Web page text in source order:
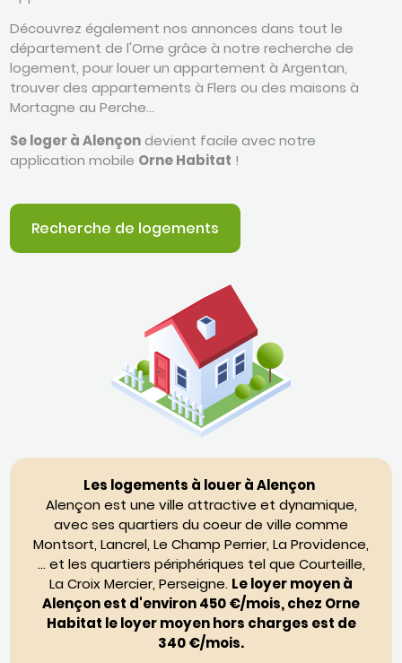
Découvrez également nos annonces dans tout le
département de l'Orne grâce à notre recherche de
logement, pour louer un appartement à Argentan,
trouver des appartements à Flers ou des maisons à
Mortagne au Perche...
Se loger à Alençondevient facile avec notre
application mobile Orne Habitat !
Recherche de logements
Les logements à louer à Alençon
Alençon est une ville attractive et dynamique,
avec ses quartiers du coeur de ville comme
Montsort, Lancrel, Le Champ Perrier, La Providence,
… et les quartiers périphériques tel que Courteille,
La Croix Mercier, Perseigne. Le loyer moyen à
Alençon est d'environ 450 €/mois, chez Orne
Habitat le loyer moyen hors charges est de
340 €/mois.